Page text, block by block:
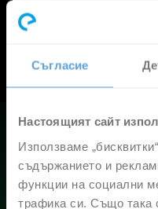
Съгласие
Настоящият сайт
Използваме
съдържанието и
функции на социални
трафика си. Също така
Вашата
но с повече
С Elemental.TV